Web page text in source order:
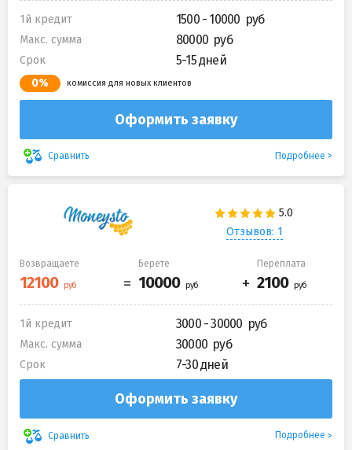
1й кредит 1500 - 10000
Макс. сумма 80000
Срок 5-15 дней
0% комиссия для новых клиентов
Оформить заявку
Сравнить Подробнее
Отзывов: 1
Возвращаете Берете Переплата
1й кредит 3000 - 30000
Макс. сумма 30000
Срок 7-30 дней
Оформить заявку
Сравнить Подробнее